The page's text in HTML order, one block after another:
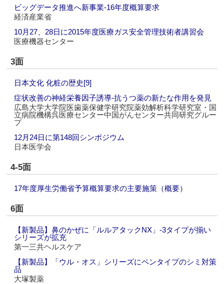
ビッグデータ推進へ新事業‐16年度概算要求
経済産業省
10月27、28日に2015年度医療ガス安全管理技術者講習会
医療機器センター
3面
日本文化 化粧の歴史[9]
症状改善の神経栄養因子誘導‐抗うつ薬の新たな作用を発見
広島大学大学院医歯薬保健学研究院薬効解析科学研究室・国
立病院機構呉医療センター中国がんセンター共同研究グルー
プ
12月24日に第148回シンポジウム
日本医学会
4-5面
17年度厚生労働省予算概算要求の主要施策（概要）
6面
【新製品】鼻のかぜに「ルルアタックNX」‐3タイプが揃い
シリーズが拡充
第一三共ヘルスケア
【新製品】「ウル・オス」シリーズにペンタイプのシミ対策
品
大塚製薬